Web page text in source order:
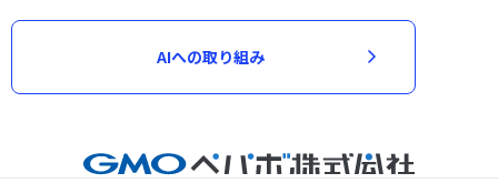
AIへの取り組み